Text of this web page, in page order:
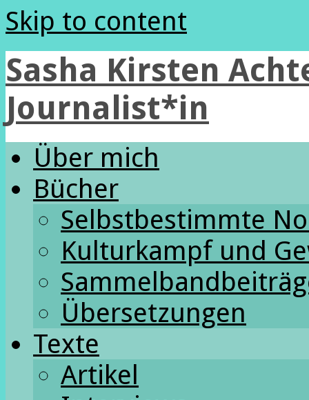
Skip to content
Sasha Kirsten
Journalist*in
Über mich
Bücher
Selbstbestimmte
Kulturkampf und
Übersetzungen
Texte
Artikel